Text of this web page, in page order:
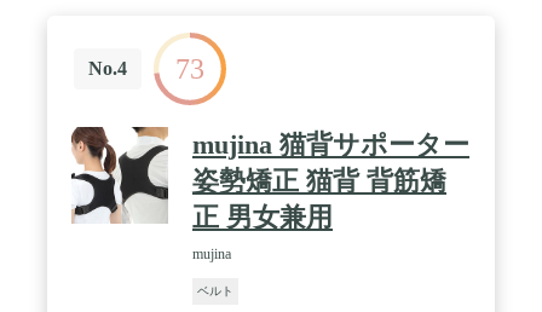
ルト長さ 120 cm（腰回り115cmまで対応） ベルト幅
3 cm バックル長さ 6 cm バックル幅 4 cm / 【素材】
表：本革 裏：合成皮革 / 【注意事項】本製品は、
より低価格でお客様にご提供したく宅配便ではな
く、ネコポスにて商品を折り畳んだ状態で配送をし
ております。 そのため、配送の際に折り曲げてのお
届けとなりますが、保管時は折り曲げず、丸めた保
管となりますので 何卒、ご了承頂ますよう、よろし
くお願いします。
No.4 73
mujina 猫背サポーター
姿勢矯正 猫背 背筋矯
正 男女兼用
mujina
ベルト